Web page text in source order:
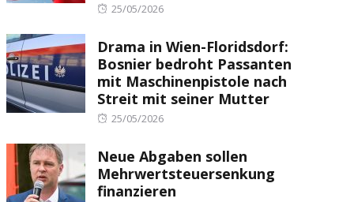
Posted
25/05/2026
Drama in Wien-Floridsdorf:
Bosnier bedroht Passanten
mit Maschinenpistole nach
Streit mit seiner Mutter
Posted
25/05/2026
Neue Abgaben sollen
Mehrwertsteuersenkung
finanzieren